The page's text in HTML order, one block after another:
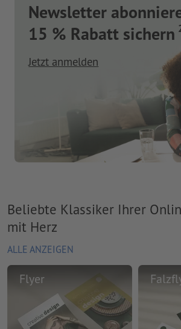
Newsletter
15 % Rabatt sichern
Jetzt anmelden
Beliebte Klassiker Ihrer
mit Herz
ALLE ANZEIGEN
Flyer